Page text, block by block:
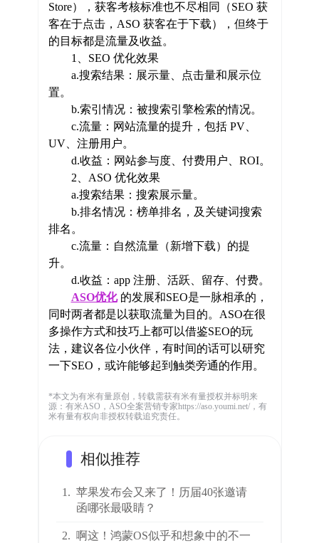
Store），获客考核标准也不尽相同（SEO 获
客在于点击，ASO 获客在于下载），但终于
的目标都是流量及收益。
1、SEO 优化效果
a.搜索结果：展示量、点击量和展示位
置。
b.索引情况：被搜索引擎检索的情况。
c.流量：网站流量的提升，包括 PV、
UV、注册用户。
d.收益：网站参与度、付费用户、ROI。
2、ASO 优化效果
a.搜索结果：搜索展示量。
b.排名情况：榜单排名，及关键词搜索
排名。
c.流量：自然流量（新增下载）的提
升。
d.收益：app 注册、活跃、留存、付费。
ASO优化的发展和SEO是一脉相承的，
同时两者都是以获取流量为目的。ASO在很
多操作方式和技巧上都可以借鉴SEO的玩
法，建议各位小伙伴，有时间的话可以研究
一下SEO，或许能够起到触类旁通的作用。
*本文为有米有量原创，转载需获有米有量授权并标明来
源：有米ASO，ASO全案营销专家https://aso.youmi.net/，有
米有量有权向非授权转载追究责任。
相似推荐
1. 苹果发布会又来了！历届40张邀请
函哪张最吸睛？
2. 啊这！鸿蒙OS似乎和想象中的不一